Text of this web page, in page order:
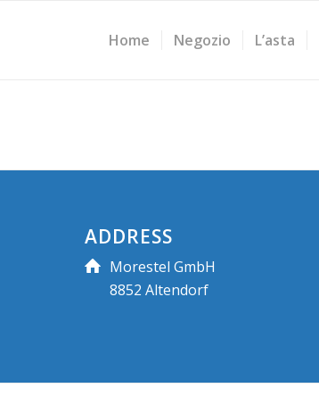
Home Negozio L’asta
ADDRESS
Morestel GmbH
8852 Altendorf